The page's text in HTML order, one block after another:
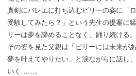
真剣にバレエに打ち込むビリーの姿に「
受験してみたら？」という先生の提案に
リーは夢を諦めることなく、踊り続ける。
その姿を見た父親は「ビリーには未来が
夢を叶えてやりたい」と涙ながらに話し
いく……。